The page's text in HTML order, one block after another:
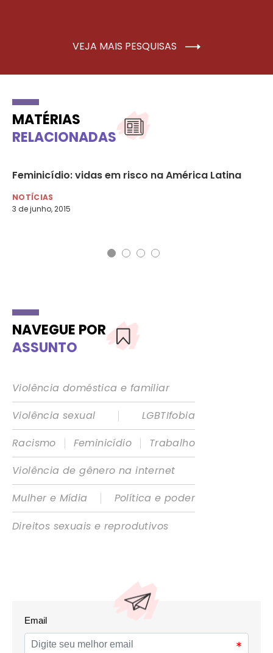
VEJA MAIS PESQUISAS
MATÉRIAS
RELACIONADAS
Feminicídio: vidas em risco na América Latina
NOTÍCIAS
3 de junho, 2015
NAVEGUE POR
ASSUNTO
Violência doméstica e familiar
Violência sexual
|
LGBTIfobia
Racismo
| Feminicídio |
Trabalho
Violência de gênero na internet
Mulher e Mídia
|
Política e poder
Direitos sexuais e reprodutivos